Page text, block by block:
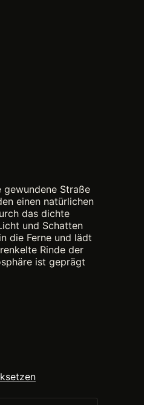
gewundene Straße
einen natürlichen
das dichte
und Schatten
die Ferne und lädt
Rinde der
ist geprägt